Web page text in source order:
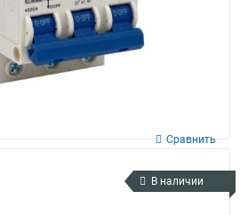
Сравнить
В наличии